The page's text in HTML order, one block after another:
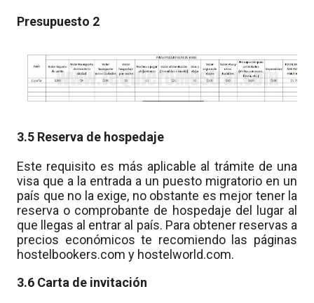
Presupuesto 2
3.5 Reserva de hospedaje
Este requisito es más aplicable al trámite de una
visa que a la entrada a un puesto migratorio en un
país que no la exige, no obstante es mejor tener la
reserva o comprobante de hospedaje del lugar al
que llegas al entrar al país. Para obtener reservas a
precios económicos te recomiendo las páginas
hostelbookers.com y hostelworld.com.
3.6 Carta de invitación